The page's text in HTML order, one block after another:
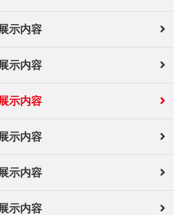
示内容
示内容
示内容
示内容
示内容
示内容